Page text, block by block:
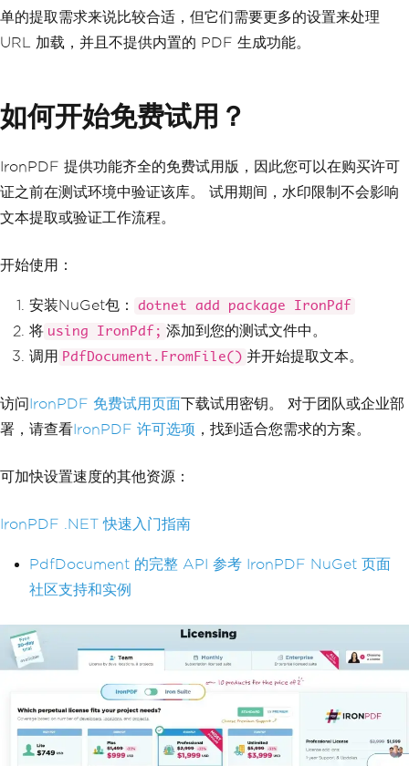
单的提取需求来说比较合适，但它们需要更多的设置来处理
URL 加载，并且不提供内置的 PDF 生成功能。
如何开始免费试用？
IronPDF 提供功能齐全的免费试用版，因此您可以在购买许可
证之前在测试环境中验证该库。 试用期间，水印限制不会影响
文本提取或验证工作流程。
开始使用：
安装NuGet包： dotnet add package IronPdf
将 using IronPdf; 添加到您的测试文件中。
调用 PdfDocument.FromFile() 并开始提取文本。
访问IronPDF 免费试用页面下载试用密钥。 对于团队或企业部
署，请查看IronPDF 许可选项 ，找到适合您需求的方案。
可加快设置速度的其他资源：
IronPDF .NET 快速入门指南
PdfDocument 的完整 API 参考 IronPDF NuGet 页面
社区支持和实例